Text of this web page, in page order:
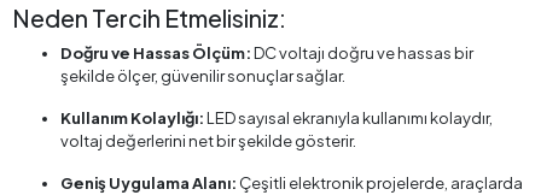
Neden Tercih Etmelisiniz:
Doğru ve Hassas Ölçüm:DC voltajı doğru ve hassas bir
şekilde ölçer, güvenilir sonuçlar sağlar.
Kullanım Kolaylığı:LED sayısal ekranıyla kullanımı kolaydır,
voltaj değerlerini net bir şekilde gösterir.
Geniş Uygulama Alanı: Çeşitli elektronik projelerde, araçlarda